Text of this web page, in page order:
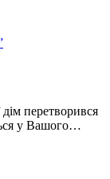
перетворився
у Вашого…